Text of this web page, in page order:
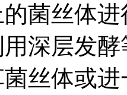
菌丝体
深层发
丝体或